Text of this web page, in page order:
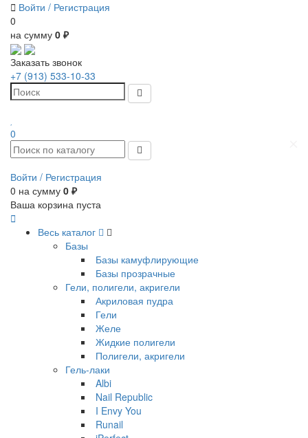
Войти / Регистрация
0
на сумму 0 ₽
Заказать звонок
+7 (913) 533-10-33
0
Войти / Регистрация
0 на сумму 0 ₽
Ваша корзина пуста
Весь каталог
Базы
Базы камуфлирующие
Базы прозрачные
Гели, полигели, акригели
Акриловая пудра
Гели
Желе
Жидкие полигели
Полигели, акригели
Гель-лаки
Albi
Nail Republic
I Envy You
Runail